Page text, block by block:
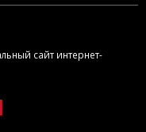
сайт интернет-